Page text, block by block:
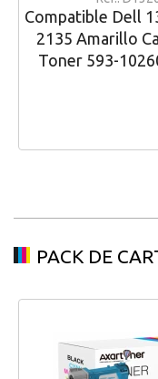
Compatible Dell
2135 Amarillo
Toner 593-
PACK DE